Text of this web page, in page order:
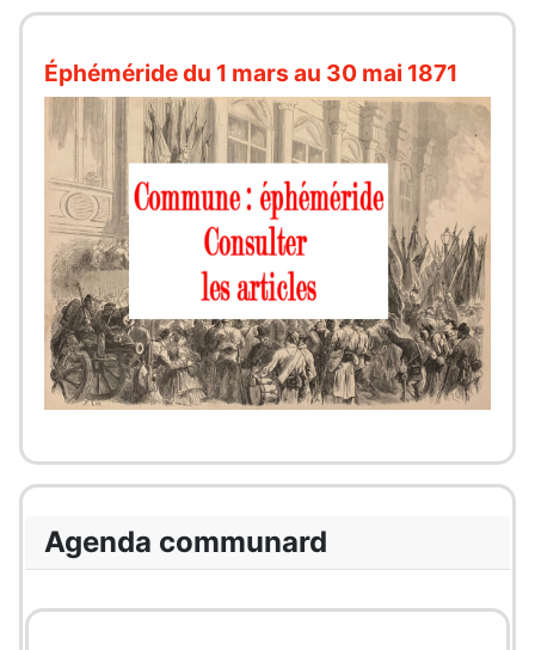
Éphéméride du 1 mars au 30 mai 1871
Agenda communard